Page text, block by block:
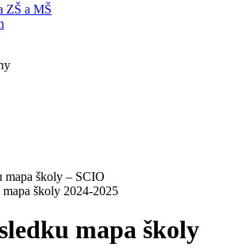
ZŠ a MŠ
školy – SCIO
školy 2024-2025
mapa školy